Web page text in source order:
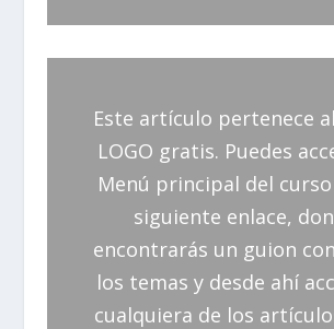
Este artículo pertenece
LOGO gratis. Puedes
Menú principal del
siguiente enlace,
encontrarás un guion
los temas y desde ahí
cualquiera de los